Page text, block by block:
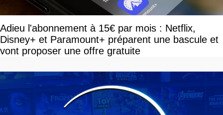
Adieu l'abonnement à 15€ par mois : Netflix,
Disney+ et Paramount+ préparent une bascule et
vont proposer une offre gratuite